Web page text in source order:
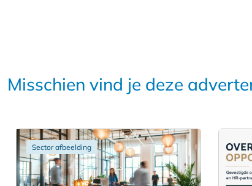
Misschien vind je deze
Sector afbeelding